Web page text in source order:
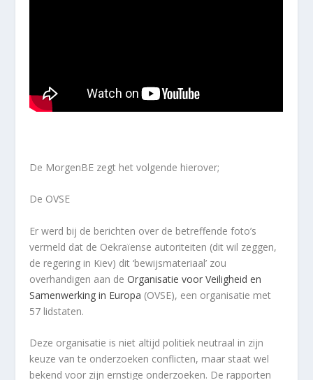
De MorgenBE zegt het volgende hierover;
De OVSE
Er werd bij de berichten over de betreffende foto’s
vermeld dat de Oekraïense autoriteiten (dit wil zeggen,
de regering in Kiev) dit ‘bewijsmateriaal’ zou
overhandigen aan deOrganisatie voor Veiligheid en
Samenwerking in Europa (OVSE), een organisatie met
57 lidstaten.
Deze organisatie is niet altijd politiek neutraal in zijn
keuze van te onderzoeken conflicten, maar staat wel
bekend voor zijn ernstige onderzoeken. De rapporten